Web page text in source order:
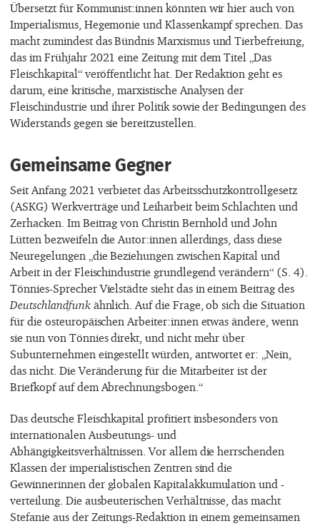
Übersetzt für Kommunist:innen könnten wir hier auch von
Imperialismus, Hegemonie und Klassenkampf sprechen. Das
macht zumindest das Bündnis Marxismus und Tierbefreiung,
das im Frühjahr 2021 eine Zeitung mit dem Titel „Das
Fleischkapital“ veröffentlicht hat. Der Redaktion geht es
darum, eine kritische, marxistische Analysen der
Fleischindustrie und ihrer Politik sowie der Bedingungen des
Widerstands gegen sie bereitzustellen.
Gemeinsame Gegner
Seit Anfang 2021 verbietet das Arbeitsschutzkontrollgesetz
(ASKG) Werkverträge und Leiharbeit beim Schlachten und
Zerhacken. Im Beitrag von Christin Bernhold und John
Lütten bezweifeln die Autor:innen allerdings, dass diese
Neuregelungen „die Beziehungen zwischen Kapital und
Arbeit in der Fleischindustrie grundlegend verändern“ (S. 4).
Tönnies-Sprecher Vielstädte sieht das in einem Beitrag des
Deutschlandfunkähnlich. Auf die Frage, ob sich die Situation
für die osteuropäischen Arbeiter:innen etwas ändere, wenn
sie nun von Tönnies direkt, und nicht mehr über
Subunternehmen eingestellt würden, antwortet er: „Nein,
das nicht. Die Veränderung für die Mitarbeiter ist der
Briefkopf auf dem Abrechnungsbogen.“
Das deutsche Fleischkapital profitiert insbesonders von
internationalen Ausbeutungs- und
Abhängigkeitsverhältnissen. Vor allem die herrschenden
Klassen der imperialistischen Zentren sind die
Gewinnerinnen der globalen Kapitalakkumulation und -
verteilung. Die ausbeuterischen Verhältnisse, das macht
Stefanie aus der Zeitungs-Redaktion in einem gemeinsamen